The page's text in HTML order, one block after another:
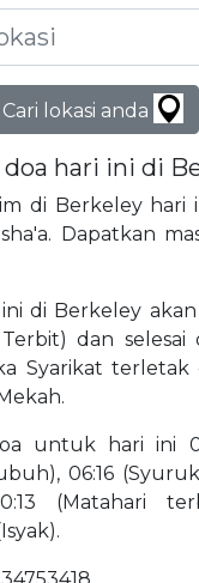
Cari lokasi anda
hari ini di
di Berkeley hari
Dapatkan
di Berkeley
dan selesai
Syarikat terletak
untuk hari ini
06:16
(Matahari